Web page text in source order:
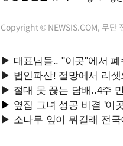
Copyright © NEWSIS.COM, 무단